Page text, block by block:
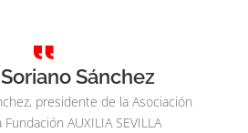
Sánchez
presidente de la Asociación
AUXILIA SEVILLA